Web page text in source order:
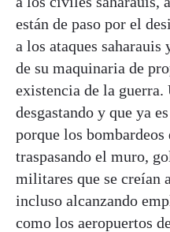
están de paso por el
a los ataques
de su maquinaria de
existencia de la guerra.
desgastando y que ya
porque los bombardeos
traspasando el muro,
militares que se creían
incluso alcanzando
como los aeropuertos